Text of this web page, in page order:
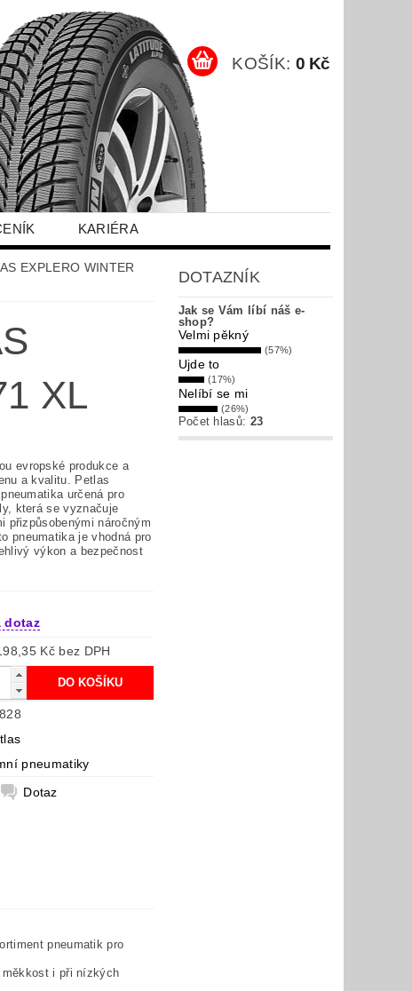
KOŠÍK: 0 Kč
KARIÉRA
EXPLERO WINTER
XL
evropské produkce a
a kvalitu. Petlas
určená pro
která se vyznačuje
přizpůsobenými náročným
pneumatika je vhodná pro
výkon a bezpečnost
dotaz
2 198,35 Kč bez DPH
pneumatiky
Dotaz
pneumatik pro
i při nízkých
DOTAZNÍK
Jak se Vám líbí náš e-
shop?
Velmi pěkný
(57%)
Ujde to
(17%)
Nelíbí se mi
(26%)
Počet hlasů: 23